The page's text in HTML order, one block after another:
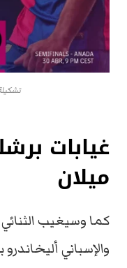
غيابات
ميلان
كما وسيغيب
والإسباني